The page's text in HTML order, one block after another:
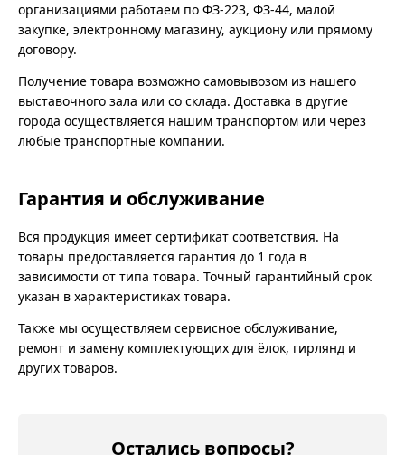
организациями работаем по ФЗ-223, ФЗ-44, малой
закупке, электронному магазину, аукциону или прямому
договору.
Получение товара возможно самовывозом из нашего
выставочного зала или со склада. Доставка в другие
города осуществляется нашим транспортом или через
любые транспортные компании.
Гарантия и обслуживание
Вся продукция имеет сертификат соответствия. На
товары предоставляется гарантия до 1 года в
зависимости от типа товара. Точный гарантийный срок
указан в характеристиках товара.
Также мы осуществляем сервисное обслуживание,
ремонт и замену комплектующих для ёлок, гирлянд и
других товаров.
Остались вопросы?